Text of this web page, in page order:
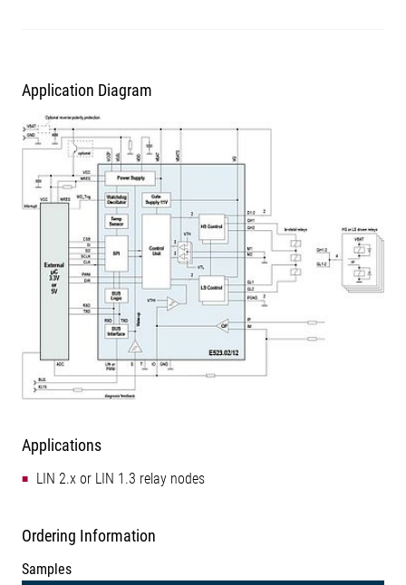
Application Diagram
Applications
LIN 2.x or LIN 1.3 relay nodes
Ordering Information
Samples